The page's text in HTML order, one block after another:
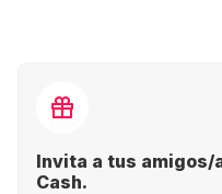
Invita a tus amigos/
Cash.